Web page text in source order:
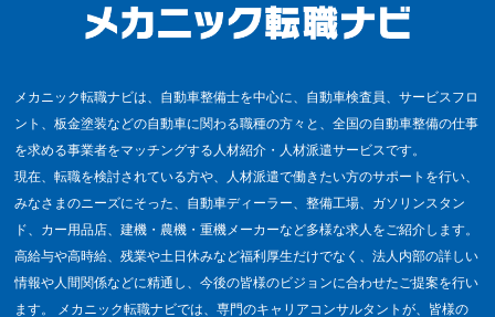
メカニック転職ナビは、自動車整備士を中心に、自動車検査員、サービスフロ
ント、板金塗装などの自動車に関わる職種の方々と、全国の自動車整備の仕事
を求める事業者をマッチングする人材紹介・人材派遣サービスです。
現在、転職を検討されている方や、人材派遣で働きたい方のサポートを行い、
みなさまのニーズにそった、自動車ディーラー、整備工場、ガソリンスタン
ド、カー用品店、建機・農機・重機メーカーなど多様な求人をご紹介します。
高給与や高時給、残業や土日休みなど福利厚生だけでなく、法人内部の詳しい
情報や人間関係などに精通し、今後の皆様のビジョンに合わせたご提案を行い
ます。 メカニック転職ナビでは、専門のキャリアコンサルタントが、皆様の